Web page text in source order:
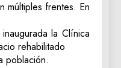
múltiples frentes. En
la Clínica
rehabilitado
población.